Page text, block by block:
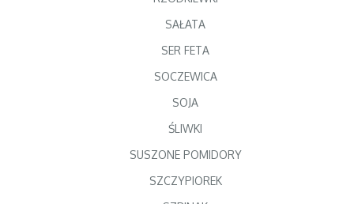
SAŁATA
SER FETA
SOCZEWICA
SOJA
ŚLIWKI
SUSZONE POMIDORY
SZCZYPIOREK